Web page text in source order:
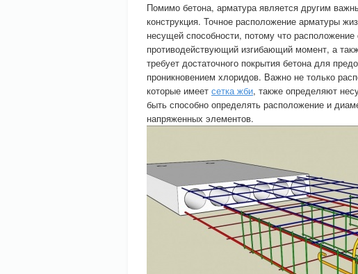
Помимо бетона, арматура является другим
конструкция. Точное расположение арматуры
несущей способности, потому что
противодействующий изгибающий момент, а
требует достаточного покрытия бетона для
проникновением хлоридов. Важно не только
которые имеет сетка жби, также определяют
быть способно определять расположение и
напряженных элементов.